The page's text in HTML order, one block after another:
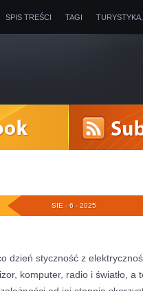
SPIS TREŚCI TAGI
SIE - 6 - 2025
dzień styczność z
komputer, radio i światło, a